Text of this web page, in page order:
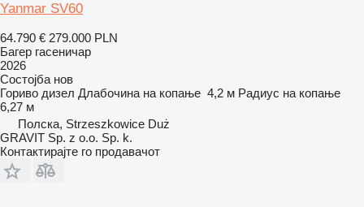
Yanmar SV60
64.790 € 279.000 PLN
Багер гасеничар
2026
Состојба нов
Гориво дизел Длабочина на копање 4,2 м Радиус на копање
6,27 м
Полска, Strzeszkowice Duż
GRAVIT Sp. z o.o. Sp. k.
Контактирајте го продавачот